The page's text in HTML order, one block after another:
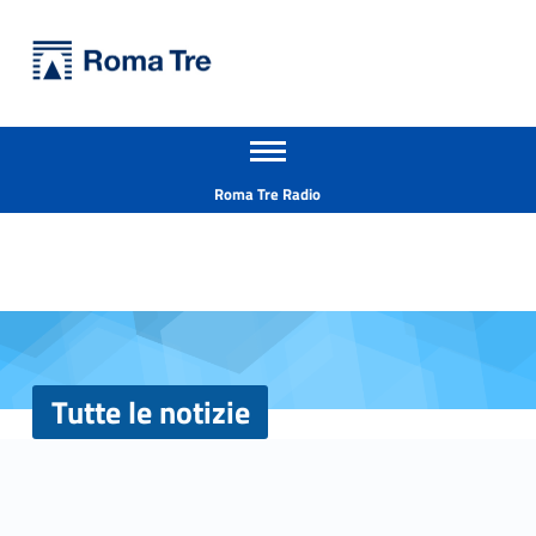
Tutte le notizie - Università Roma Tre
Apri il menu secondario
Roma Tre Radio
Tutte le notizie